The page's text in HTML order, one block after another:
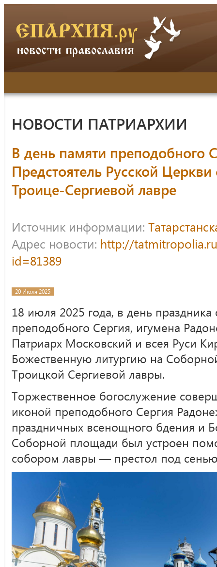
НОВОСТИ ПАТРИАРХИИ
В день памяти преподобного
Предстоятель Русской
Троице-Сергиевой лавре
Источник информации:
Адрес новости: http://
id=81389
20 Июля 2025
18 июля 2025 года, в день
преподобного Сергия, игумена
Патриарх Московский и всея Руси
Божественную литургию на
Троицкой Сергиевой лавры.
Торжественное богослужение
иконой преподобного Сергия
праздничных всенощного бдения и
Соборной площади был устроен
собором лавры — престол под